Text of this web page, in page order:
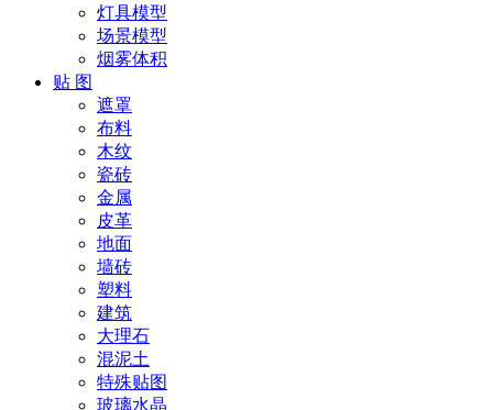
灯具模型
场景模型
烟雾体积
贴 图
遮罩
布料
木纹
瓷砖
金属
皮革
地面
墙砖
塑料
建筑
大理石
混泥土
特殊贴图
玻璃水晶